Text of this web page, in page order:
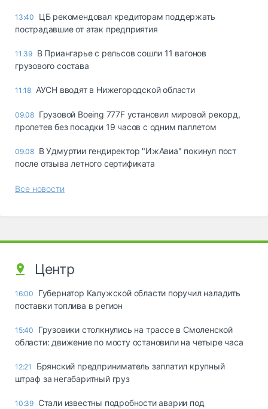
13:40
ЦБ рекомендовал кредиторам поддержать
пострадавшие от атак предприятия
11:39 В Приангарье с рельсов сошли 11 вагонов
грузового состава
11:18 АУСН вводят в Нижегородской области
09.08 Грузовой Boeing 777F установил мировой рекорд,
пролетев без посадки 19 часов с одним паллетом
09.08 В Удмуртии гендиректор "ИжАвиа" покинул пост
после отзыва летного сертификата
Все новости
Центр
16:00
Губернатор Калужской области поручил наладить
поставки топлива в регион
15:40
Грузовики столкнулись на трассе в Смоленской
области: движение по мосту остановили на четыре часа
12:21
Брянский предприниматель заплатил крупный
штраф за негабаритный груз
10:39 Стали известны подробности аварии под